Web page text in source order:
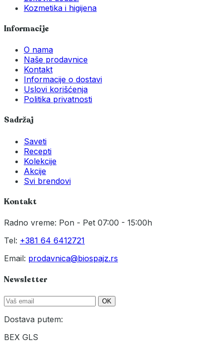
Kozmetika i higijena
Informacije
O nama
Naše prodavnice
Kontakt
Informacije o dostavi
Uslovi korišćenja
Politika privatnosti
Sadržaj
Saveti
Recepti
Kolekcije
Akcije
Svi brendovi
Kontakt
Radno vreme: Pon - Pet 07:00 - 15:00h
Tel: +381 64 6412721
Email: prodavnica@biospajz.rs
Newsletter
OK
Dostava putem:
BEX GLS